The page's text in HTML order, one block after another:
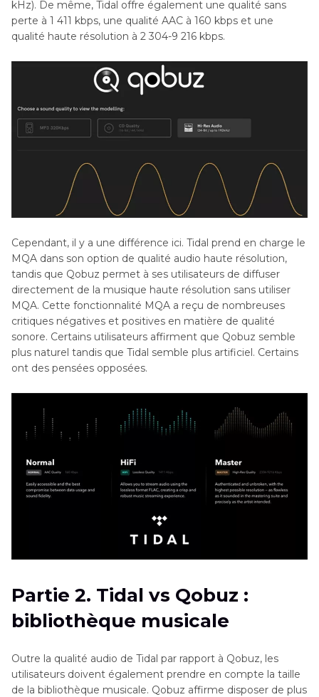
Partie 6 . Lequel est le meilleur pour vous :
Qobuz ou Tidal ?
Convertir l'audio par lots en format souhaité
Conclusion
kHz). De même, Tidal offre également une qualité sans
perte à 1 411 kbps, une qualité AAC à 160 kbps et une
qualité haute résolution à 2 304-9 216 kbps.
Cependant, il y a une différence ici. Tidal prend en charge le
MQA dans son option de qualité audio haute résolution,
tandis que Qobuz permet à ses utilisateurs de diffuser
directement de la musique haute résolution sans utiliser
MQA. Cette fonctionnalité MQA a reçu de nombreuses
critiques négatives et positives en matière de qualité
sonore. Certains utilisateurs affirment que Qobuz semble
plus naturel tandis que Tidal semble plus artificiel. Certains
ont des pensées opposées.
Partie 2. Tidal vs Qobuz :
bibliothèque musicale
Outre la qualité audio de Tidal par rapport à Qobuz, les
utilisateurs doivent également prendre en compte la taille
de la bibliothèque musicale. Qobuz affirme disposer de plus